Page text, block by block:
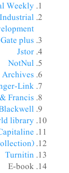
Weekly
plus
Jstor
NotNul
Archives
Link
Francis
library
Turnitin
E-book